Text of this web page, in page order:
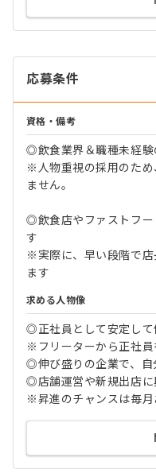
応募条件
資格・備考
◎飲食業界＆職種未経験
※人物重視の採用のため
ません。
◎飲食店やファストフー
す
※実際に、早い段階で店
ます
求める人物像
◎正社員として安定して
※フリーターから正社員
◎伸び盛りの企業で、自
◎店舗運営や新規出店に
※昇進のチャンスは毎月